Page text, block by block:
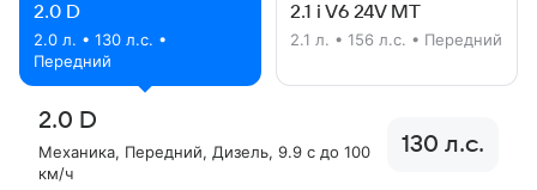
2.0 D
2.0 л. • 130 л.с. •
Передний
2.1 i V6 24V MT
2.1 л. • 156 л.с. • Передний
2.0 D
Механика, Передний, Дизель, 9.9 с до 100
км/ч
130 л.с.